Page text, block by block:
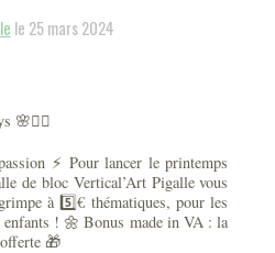
le 25 mars 2024
🌸🧗‍♂️
⚡️ Pour lancer le printemps
de bloc Vertical’Art Pigalle vous
à 5️⃣€ thématiques, pour les
enfants ! 🌼 Bonus made in VA : la
🎁